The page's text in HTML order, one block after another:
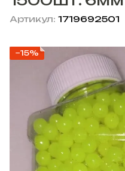
Артикул: 1719692501
−15%